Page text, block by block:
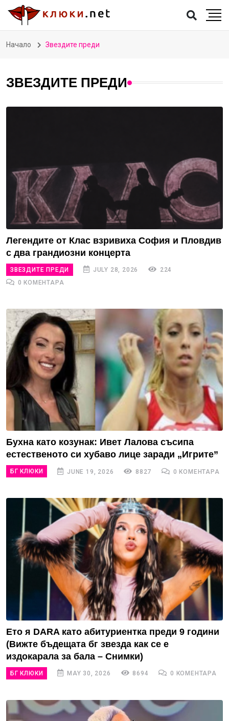
Начало Звездите преди
ЗВЕЗДИТЕ ПРЕДИ
Легендите от Клас взривиха София и Пловдив
с два грандиозни концерта
ЗВЕЗДИТЕ ПРЕДИ JULY 28, 2026
224
0 КОМЕНТАРА
Бухна като козунак: Ивет Лалова съсипа
естественото си хубаво лице заради „Игрите”
БГ КЛЮКИ JUNE 19, 2026 8827 0 КОМЕНТАРА
Ето я DARA като абитуриентка преди 9 години
(Вижте бъдещата бг звезда как се е
издокарала за бала – Снимки)
БГ КЛЮКИ MAY 30, 2026 8694 0 КОМЕНТАРА